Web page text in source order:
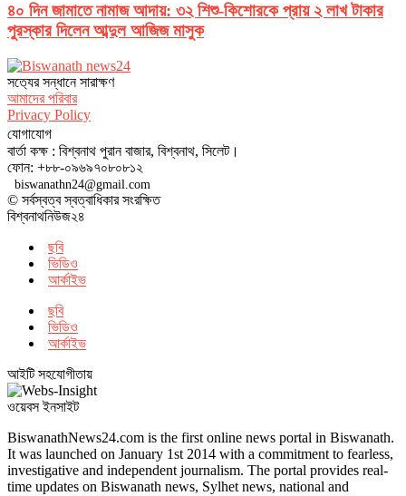
৪০ দিন জামাতে নামাজ আদায়: ৩২ শিশু-কিশোরকে প্রায় ২ লাখ টাকার
পুরস্কার দিলেন আব্দুল আজিজ মাসুক
সত‌্যের সন্ধানে সারাক্ষণ
আমাদের পরিবার
Privacy Policy
যোগাযোগ
বার্তা কক্ষ : বিশ্বনাথ পুরান বাজার, বিশ্বনাথ, সিলেট।
ফোন: +৮৮-০৯৬৯৭০৮০৮১২
biswanathn24@gmail.com
© সর্বস্বত্ব স্বত্বাধিকার সংরক্ষিত
বিশ্বনাথনিউজ২৪
ছবি
ভিডিও
আর্কাইভ
ছবি
ভিডিও
আর্কাইভ
আইটি সহযোগীতায়
ওয়েবস ইনসাইট
BiswanathNews24.com is the first online news portal in Biswanath.
It was launched on January 1st 2014 with a commitment to fearless,
investigative and independent journalism. The portal provides real-
time updates on Biswanath news, Sylhet news, national and